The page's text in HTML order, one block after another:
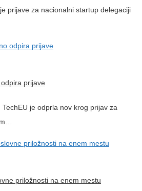
prijave za nacionalni startup delegaciji
prijave
je odprla nov krog prijav za
priložnosti na enem mestu